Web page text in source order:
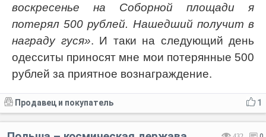
воскресенье на Соборной площади я
потерял 500 рублей. Нашедший получит в
награду гуся». И таки на следующий день
одесситы приносят мне мои потерянные 500
рублей за приятное вознаграждение.
1
Продавец и покупатель